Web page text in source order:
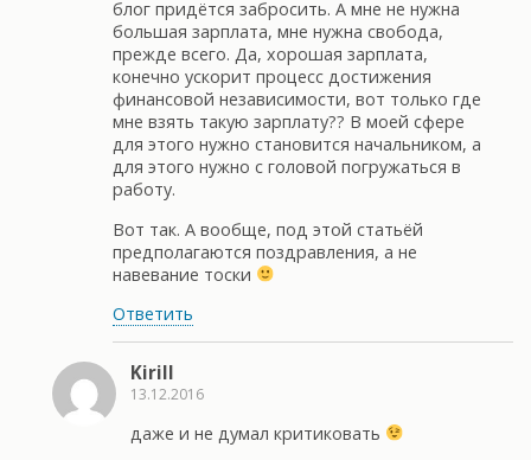
блог придётся забросить. А мне не нужна
большая зарплата, мне нужна свобода,
прежде всего. Да, хорошая зарплата,
конечно ускорит процесс достижения
финансовой независимости, вот только где
мне взять такую зарплату?? В моей сфере
для этого нужно становится начальником, а
для этого нужно с головой погружаться в
работу.
Вот так. А вообще, под этой статьёй
предполагаются поздравления, а не
навевание тоски
Ответить
Kirill
13.12.2016
даже и не думал критиковать